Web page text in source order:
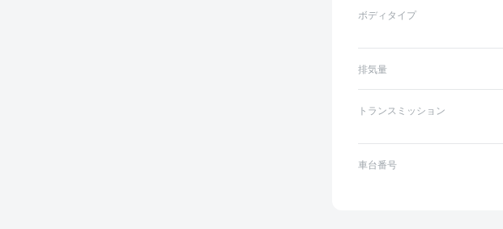
ボディタイプ
排気量
トランスミッション
車台番号